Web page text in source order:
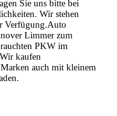
Sie uns bitte bei
Wir stehen
Verfügung.Auto
Limmer zum
PKW im
kaufen
auch mit kleinem